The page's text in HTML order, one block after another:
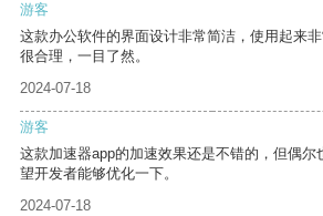
游客
这款办公软件的界面设计非常简洁，使用起来
很合理，一目了然。
2024-07-18
游客
这款加速器app的加速效果还是不错的，但偶尔
望开发者能够优化一下。
2024-07-18